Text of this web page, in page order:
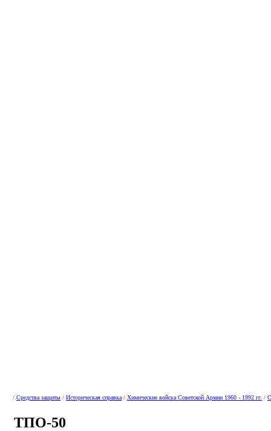
/ Средства защиты / Историческая справка / Химические войска Советской Армии 1960 - 1992 гг. /
ТПО-50